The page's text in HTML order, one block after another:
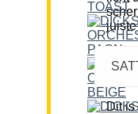
Dit is